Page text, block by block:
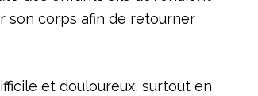
son corps afin de retourner
et douloureux, surtout en